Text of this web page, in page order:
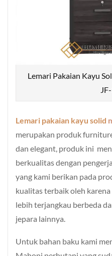
Lemari Pakaian Kayu
Lemari pakaian kayu solid
merupakan produk
dan elegant, produk ini
berkualitas dengan
yang kami berikan pada
kualitas terbaik oleh
lebih terjangkau berbeda
jepara lainnya.
Untuk bahan baku kami